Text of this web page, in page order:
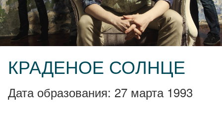
КРАДЕНОЕ СОЛНЦЕ
Дата образования: 27 марта 1993